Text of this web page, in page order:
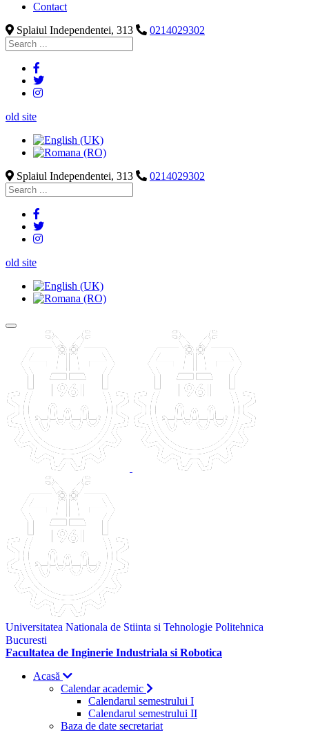
Contact
Splaiul Independentei, 313
0214029302
old site
Splaiul Independentei, 313 0214029302
old site
Universitatea Nationala de Stiinta si Tehnologie Politehnica
Bucuresti
Facultatea de Inginerie Industriala si Robotica
Acasă
Calendar academic
Calendarul semestrului I
Calendarul semestrului II
Baza de date secretariat